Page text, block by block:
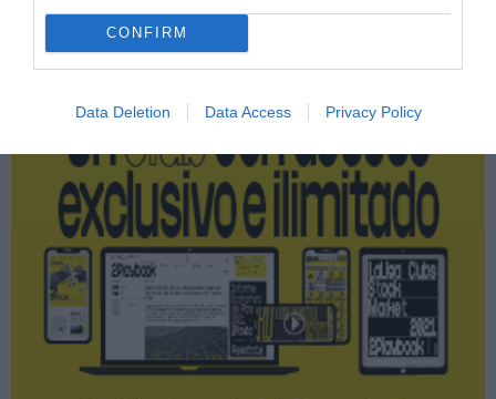
CONFIRM
Data Deletion Data Access Privacy Policy
2Playbook Club